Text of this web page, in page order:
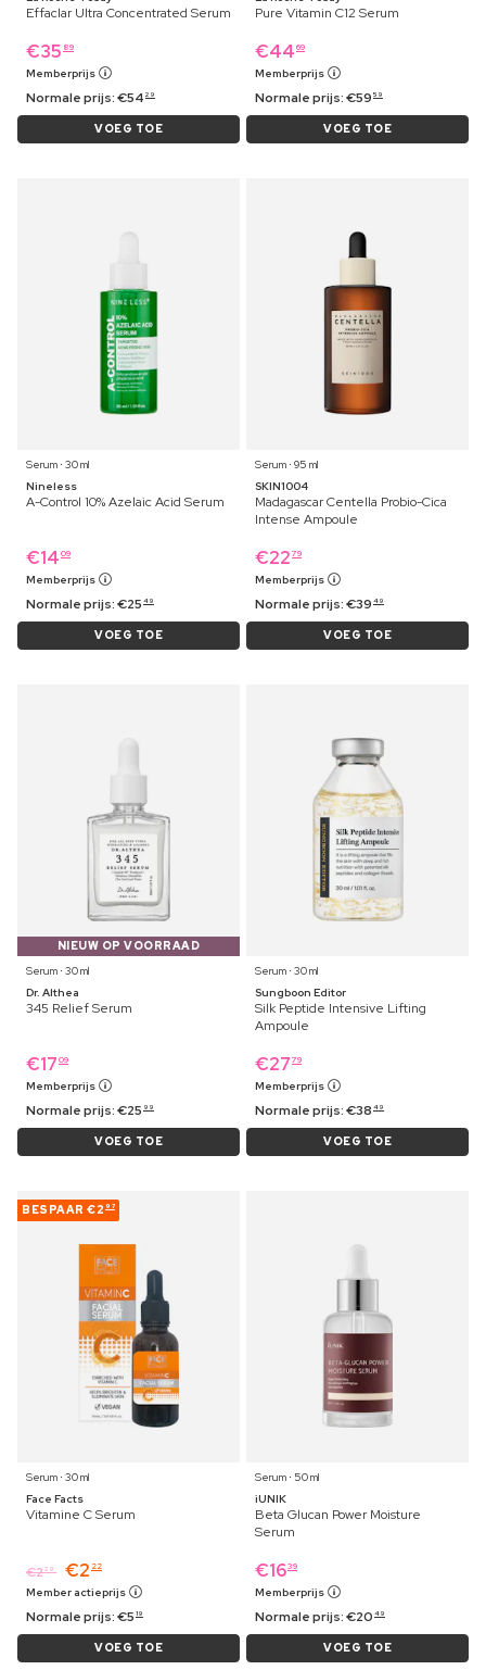
Effaclar Ultra Concentrated Serum
€35 89
Memberprijs
Normale prijs:€54 29
VOEG TOE
Pure Vitamin C12 Serum
€44 69
Memberprijs
Normale prijs:€59 59
VOEG TOE
Serum ⋅ 30 ml
Nineless
A-Control 10% Azelaic Acid Serum
€14 09
Memberprijs
Normale prijs:€25 49
VOEG TOE
Serum ⋅ 95 ml
SKIN1004
Madagascar Centella Probio-Cica
Intense Ampoule
€22 79
Memberprijs
Normale prijs:€39 49
VOEG TOE
NIEUW OP VOORRAAD
Serum ⋅ 30 ml
Dr. Althea
345 Relief Serum
€17 09
Memberprijs
Normale prijs:€25 99
VOEG TOE
Serum ⋅ 30 ml
Sungboon Editor
Silk Peptide Intensive Lifting
Ampoule
€27 79
Memberprijs
Normale prijs:€38 49
VOEG TOE
BESPAAR €2 97
Serum ⋅ 30 ml
Face Facts
Vitamine C Serum
€229 €2 22
Member actieprijs
Normale prijs:€5 19
VOEG TOE
Serum ⋅ 50 ml
iUNIK
Beta Glucan Power Moisture
Serum
€1639
Memberprijs
Normale prijs:€20 49
VOEG TOE